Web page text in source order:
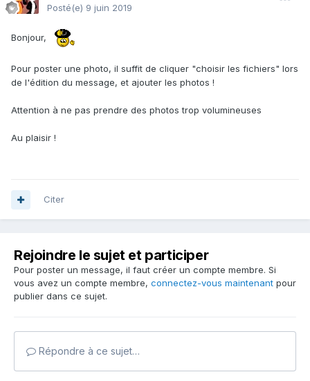
Posté(e) 9 juin 2019
Bonjour,
Pour poster une photo, il suffit de cliquer "choisir les fichiers" lors
de l'édition du message, et ajouter les photos !
Attention à ne pas prendre des photos trop volumineuses
Au plaisir !
Citer
Rejoindre le sujet et participer
Pour poster un message, il faut créer un compte membre. Si
vous avez un compte membre, connectez-vous maintenant pour
publier dans ce sujet.
Répondre à ce sujet…